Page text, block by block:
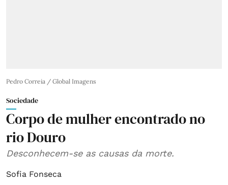
Pedro Correia / Global Imagens
Sociedade
Corpo de mulher encontrado no
rio Douro
Desconhecem-se as causas da morte.
Sofia Fonseca